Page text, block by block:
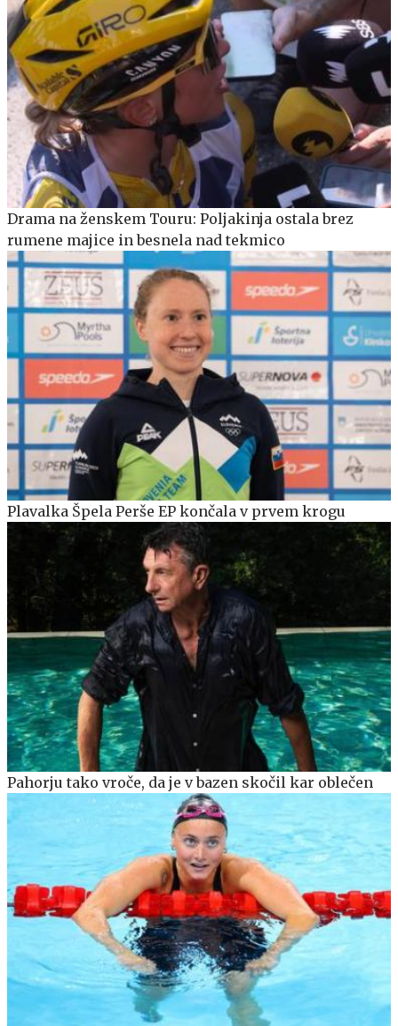
Drama na ženskem Touru: Poljakinja ostala brez
rumene majice in besnela nad tekmico
Plavalka Špela Perše EP končala v prvem krogu
Pahorju tako vroče, da je v bazen skočil kar oblečen